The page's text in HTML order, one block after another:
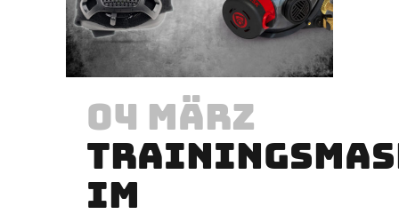
04 MÄRZ
IM